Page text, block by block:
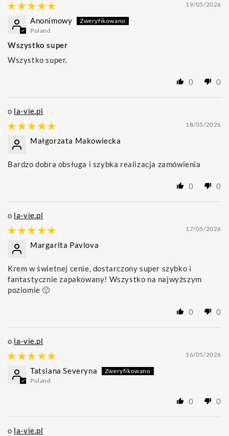
19/05/2026
Anonimowy
Poland
Wszystko super
Wszystko super.
0 0
la-vie.pl
18/05/2026
Małgorzata Makowiecka
Bardzo dobra obsługa i szybka realizacja zamówienia
0 0
la-vie.pl
17/05/2026
Margarita Pavlova
Krem w świetnej cenie, dostarczony super szybko i
fantastycznie zapakowany! Wszystko na najwyższym
poziomie 🙂
0 0
la-vie.pl
16/05/2026
Tatsiana Severyna
Poland
0 0
la-vie.pl